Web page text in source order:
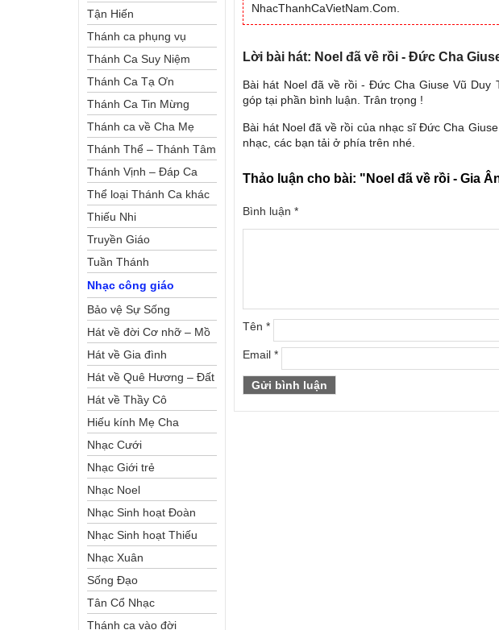
NhacThanhCaVietNam.Com.
Lời bài hát: Noel đã về rồi - Đức Cha
Bài hát Noel đã về rồi - Đức Cha Giuse Vũ Duy
góp tại phần bình luận. Trân trọng !
Bài hát Noel đã về rồi của nhạc sĩ Đức Cha
nhạc, các bạn tải ở phía trên nhé.
Thảo luận cho bài: "Noel đã về rồi - Gia
Bình luận*
Tên*
Email*
Tận Hiến
Thánh ca phụng vụ
Thánh Ca Suy Niệm
Thánh Ca Tạ Ơn
Thánh Ca Tin Mừng
Thánh ca về Cha Mẹ
Thánh Thể – Thánh Tâm
Thánh Vịnh – Đáp Ca
Thể loại Thánh Ca khác
Thiếu Nhi
Truyền Giáo
Tuần Thánh
Nhạc công giáo
Bảo vệ Sự Sống
Hát về đời Cơ nhỡ – Mồ
côi
Hát về Gia đình
Hát về Quê Hương – Đất
Nước
Hát về Thầy Cô
Hiếu kính Mẹ Cha
Nhạc Cưới
Nhạc Giới trẻ
Nhạc Noel
Nhạc Sinh hoạt Đoàn
Thể Công Giáo
Nhạc Sinh hoạt Thiếu
Nhi
Nhạc Xuân
Sống Đạo
Tân Cổ Nhạc
Thánh ca vào đời